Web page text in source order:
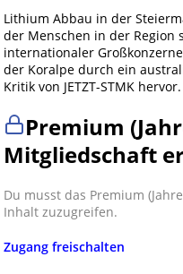
Lithium Abbau in der
der Menschen in der Region
internationaler
der Koralpe durch ein
Kritik von JETZT-STMK
Premium
Mitgliedschaft
Du musst das Premium
Inhalt zuzugreifen.
Zugang freischalten